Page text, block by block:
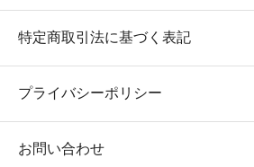
特定商取引法に基づく表記
プライバシーポリシー
お問い合わせ